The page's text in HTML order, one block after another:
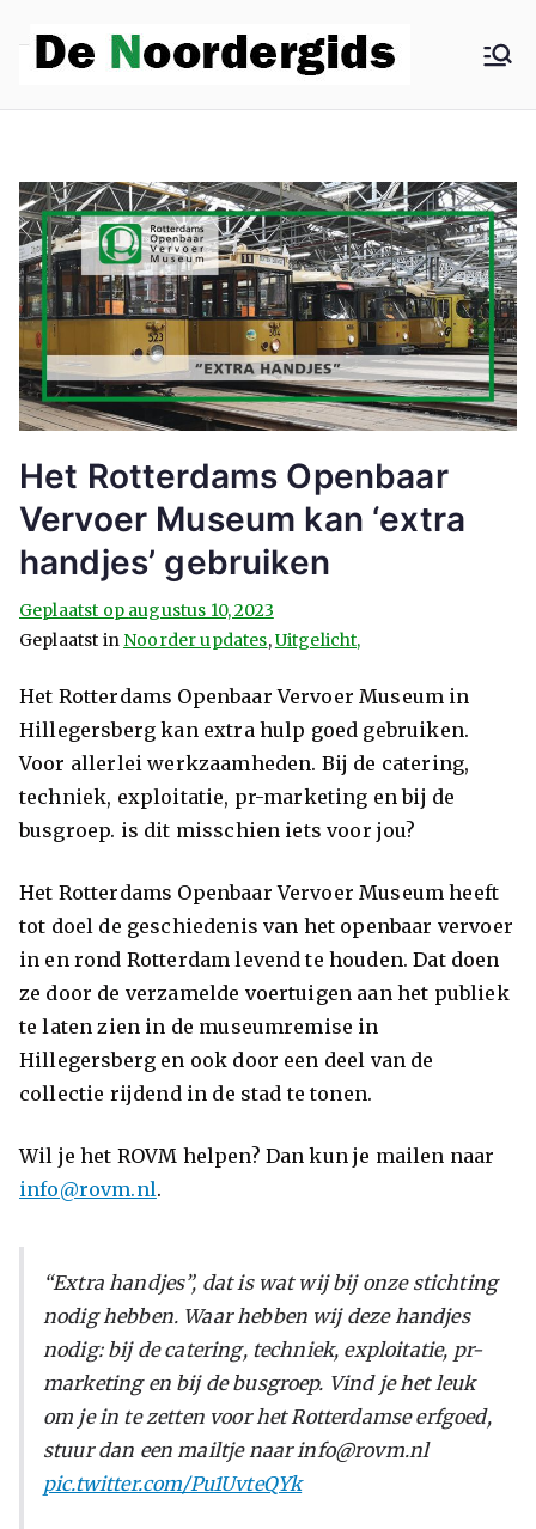
rder
gids
dieper in
het wordt
Het Rotterdams Openbaar
Vervoer Museum kan ‘extra
handjes’ gebruiken
Geplaatst op augustus 10, 2023
Geplaatst in Noorder updates,Uitgelicht,
Het Rotterdams Openbaar Vervoer Museum in
Hillegersberg kan extra hulp goed gebruiken.
Voor allerlei werkzaamheden. Bij de catering,
techniek, exploitatie, pr-marketing en bij de
busgroep. is dit misschien iets voor jou?
Het Rotterdams Openbaar Vervoer Museum heeft
tot doel de geschiedenis van het openbaar vervoer
in en rond Rotterdam levend te houden. Dat doen
ze door de verzamelde voertuigen aan het publiek
te laten zien in de museumremise in
Hillegersberg en ook door een deel van de
collectie rijdend in de stad te tonen.
Wil je het ROVM helpen? Dan kun je mailen naar
info@rovm.nl.
“Extra handjes”, dat is wat wij bij onze stichting
nodig hebben. Waar hebben wij deze handjes
nodig: bij de catering, techniek, exploitatie, pr-
marketing en bij de busgroep. Vind je het leuk
om je in te zetten voor het Rotterdamse erfgoed,
stuur dan een mailtje naar info@rovm.nl
pic.twitter.com/Pu1UvteQYk